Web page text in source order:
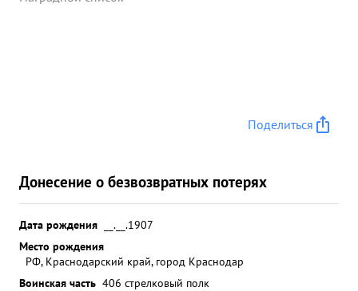
Поделиться
Донесение о безвозвратных потерях
Дата рождения
__.__.1907
Место рождения
РФ, Краснодарский край, город Краснодар
Воинская часть 406 стрелковый полк